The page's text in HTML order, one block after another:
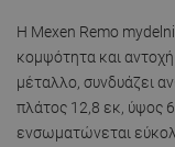
Η Mexen Remo
κομψότητα και
μέταλλο, συνδυάζει
πλάτος 12,8 εκ, ύψος
ενσωματώνεται